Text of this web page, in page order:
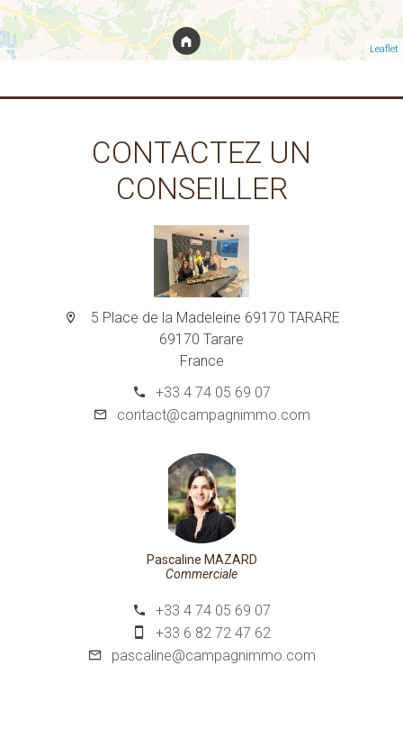
Leaflet
CONTACTEZ UN
CONSEILLER
5 Place de la Madeleine 69170 TARARE
69170 Tarare
France
+33 4 74 05 69 07
contact@campagnimmo.com
Pascaline MAZARD
Commerciale
+33 4 74 05 69 07
+33 6 82 72 47 62
pascaline@campagnimmo.com